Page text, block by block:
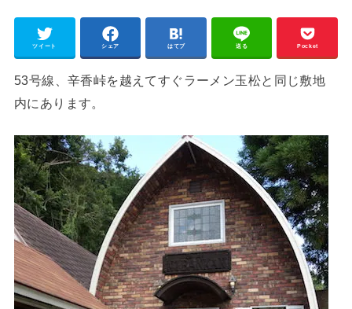
ツイート シェア はてブ 送る Pocket
53号線、辛香峠を越えてすぐラーメン玉松と同じ敷地
内にあります。